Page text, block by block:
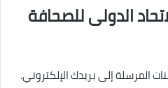
الدولى للصحافة
المرسلة إلى بريدك الإلكتروني.